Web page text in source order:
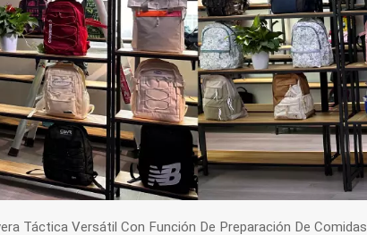
Táctica Versátil Con Función De Preparación De Comidas